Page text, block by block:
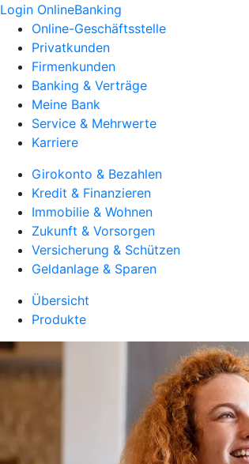
Login OnlineBanking
Online-Geschäftsstelle
Privatkunden
Firmenkunden
Banking & Verträge
Meine Bank
Service & Mehrwerte
Karriere
Girokonto & Bezahlen
Kredit & Finanzieren
Immobilie & Wohnen
Zukunft & Vorsorgen
Versicherung & Schützen
Geldanlage & Sparen
Übersicht
Produkte